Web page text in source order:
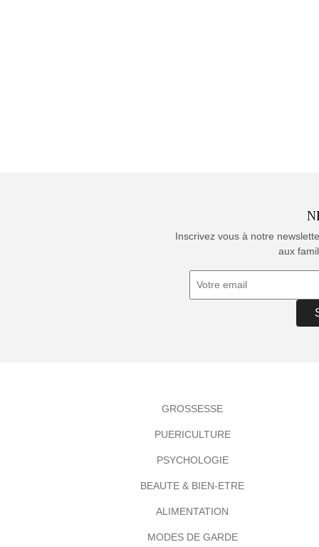
Inscrivez vous à notre
aux
GROSSESSE
PUERICULTURE
PSYCHOLOGIE
BEAUTE & BIEN-ETRE
ALIMENTATION
MODES DE GARDE